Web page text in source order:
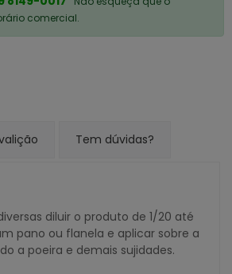
comercial.
Tem dúvidas?
diluir o produto de 1/20 até
pano ou flanela e aplicar sobre a
a poeira e demais sujidades.